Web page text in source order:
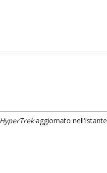
HyperTrekaggiornato nell'istante